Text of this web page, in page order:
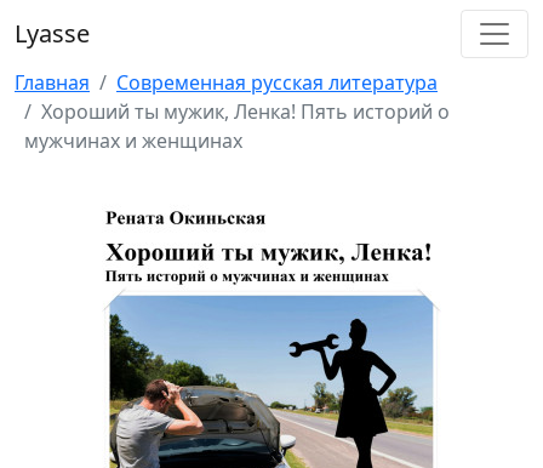
Lyasse
Главная
Современная русская литература
Хороший ты мужик, Ленка! Пять историй о
мужчинах и женщинах